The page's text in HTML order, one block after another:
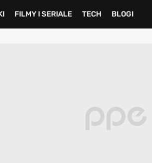
FILMY I SERIALE TECH BLOGI